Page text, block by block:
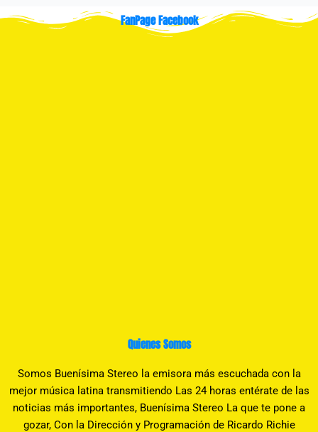
FanPage Facebook
Quienes Somos
Somos Buenísima Stereo la emisora más escuchada con la
mejor música latina transmitiendo Las 24 horas entérate de las
noticias más importantes, Buenísima Stereo La que te pone a
gozar, Con la Dirección y Programación de Ricardo Richie